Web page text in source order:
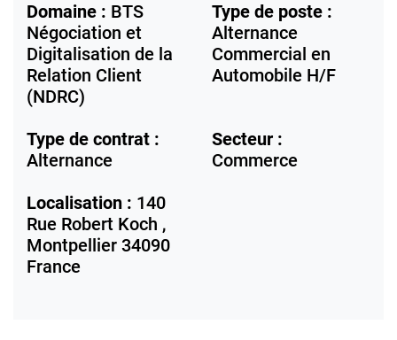
Domaine : BTS
Négociation et
Digitalisation de la
Relation Client
(NDRC)
Type de poste :
Alternance
Commercial en
Automobile H/F
Type de contrat :
Alternance
Secteur :
Commerce
Localisation : 140
Rue Robert Koch ,
Montpellier 34090
France